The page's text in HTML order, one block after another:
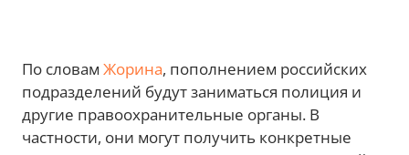
По словам Жорина, пополнением российских
подразделений будут заниматься полиция и
другие правоохранительные органы. В
частности, они могут получить конкретные